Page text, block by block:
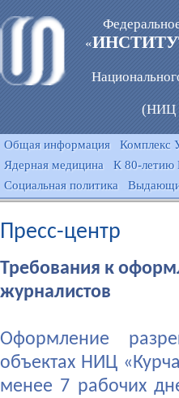
«
(НИЦ
Общая информация Комплекс
Ядерная медицина
К 80-летию
Социальная политика
Пресс-центр
Требования к
журналистов
Оформление
объектах НИЦ
менее 7 рабочих